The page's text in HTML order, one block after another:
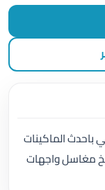
باحدث الماكينات
مغاسل واجهات